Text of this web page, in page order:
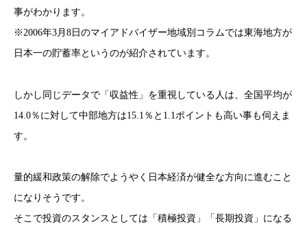
事がわかります。
※2006年3月8日のマイアドバイザー地域別コラムでは東海地方が
日本一の貯蓄率というのが紹介されています。
しかし同じデータで「収益性」を重視している人は、全国平均が
14.0％に対して中部地方は15.1％と1.1ポイントも高い事も伺えま
す。
量的緩和政策の解除でようやく日本経済が健全な方向に進むこと
になりそうです。
そこで投資のスタンスとしては「積極投資」「長期投資」になる